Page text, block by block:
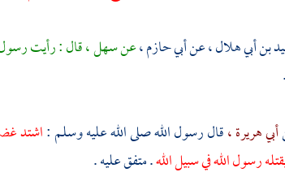
بن أبي هلال ،عنأبي حازم ،عنسهل ،قال : رأيت
أبي هريرة ،قال رسول الله صلى الله عليه وسلم :اشتد
رسول الله في سبيل الله. متفق عليه .